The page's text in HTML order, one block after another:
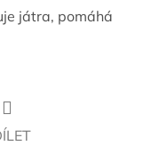
játra, pomáhá